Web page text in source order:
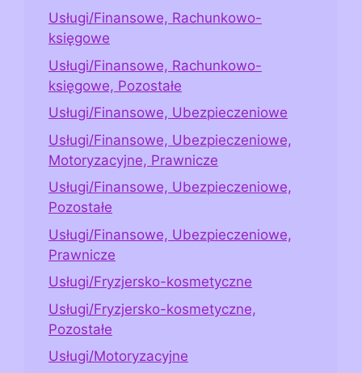
Usługi/Finansowe, Rachunkowo-
księgowe
Usługi/Finansowe, Rachunkowo-
księgowe, Pozostałe
Usługi/Finansowe, Ubezpieczeniowe
Usługi/Finansowe, Ubezpieczeniowe,
Motoryzacyjne, Prawnicze
Usługi/Finansowe, Ubezpieczeniowe,
Pozostałe
Usługi/Finansowe, Ubezpieczeniowe,
Prawnicze
Usługi/Fryzjersko-kosmetyczne
Usługi/Fryzjersko-kosmetyczne,
Pozostałe
Usługi/Motoryzacyjne